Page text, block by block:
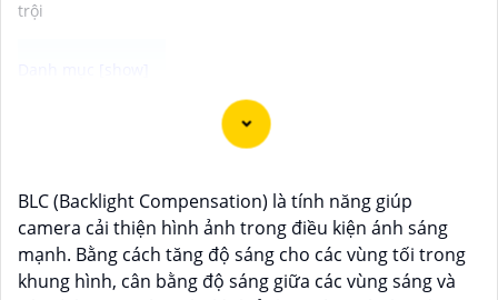
trội
Với khả năng kết nối trực tiếp với camera IP qua giao
thức POE, đây là giải pháp chất lượng đáng được đầu
cấp khả năng ghi hình chất lượng cao, lưu trữ dữ liệu
an toàn và dễ dàng truy cập từ xa thông qua ứng dụng
di động. Với tính năng linh hoạt và dễ dàng tích hợp
vào hệ thống mạng hiện có. Hãy trải nghiệm ngay Đầu
BLC (Backlight Compensation) là tính năng giúp
camera cải thiện hình ảnh trong điều kiện ánh sáng
mạnh. Bằng cách tăng độ sáng cho các vùng tối trong
khung hình, cân bằng độ sáng giữa các vùng sáng và